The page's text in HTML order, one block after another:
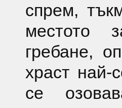
спрем,
местото
гребане,
храст най-
се